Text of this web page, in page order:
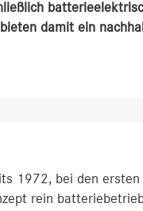
damit ein
1972, bei den ersten
rein